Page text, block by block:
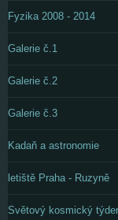
Fyzika 2008 - 2014
Galerie č.1
Galerie č.2
Galerie č.3
Kadaň a astronomie
letiště Praha - Ruzyně
Světový kosmický